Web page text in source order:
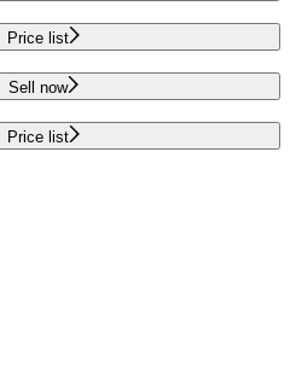
Price list
Sell now
Price list